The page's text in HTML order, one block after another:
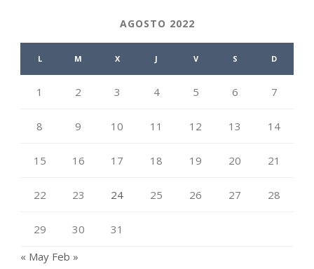
AGOSTO 2022
L M X J V S D
1 2 3 4 5 6 7
8 9 10 11 12 13 14
15 16 17 18 19 20 21
22 23 24 25 26 27 28
29 30
31
« May Feb »